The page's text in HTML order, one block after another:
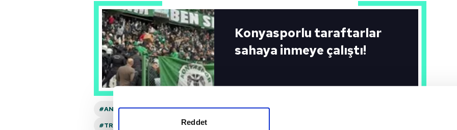
Reddet
Konyasporlu taraftarlar
sahaya inmeye çalıştı!
#ANTALYASPOR #SÜPER LIG #RIZESPOR #KONYASPOR
#TRENDYOL SÜPER LIG